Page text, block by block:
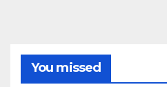
You missed